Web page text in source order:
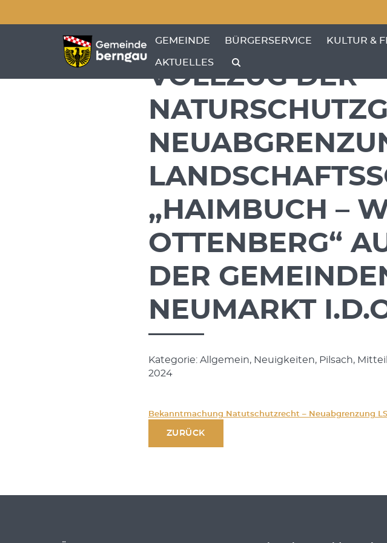
GEMEINDE
ZEIGE MENÜ-UNTERPUNKTE VON 'GEMEINDE'
BÜRGERSERVICE
ZEIGE MENÜ-UNTERPUNKTE
KULTUR &
AKTUELLES
VOLLZUG DER
„HAIMBUCH –
OTTENBERG“
DER
NEUMARKT
Kategorie: Allgemein, Neuigkeiten, Pilsach,
2024
Bekanntmachung Natutschutzrecht – Neuabgrenzung
ZURÜCK